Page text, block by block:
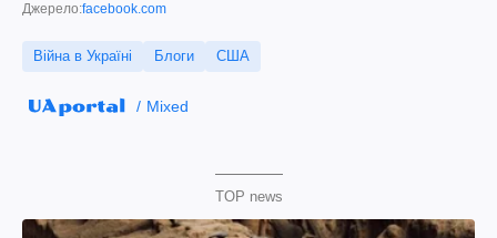
Джерело:facebook.com
Війна в Україні Блоги США
Mixed
TOP news